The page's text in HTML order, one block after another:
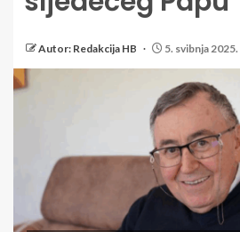
Autor: Redakcija HB 5. svibnja 2025.